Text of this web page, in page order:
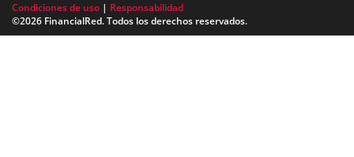
Condiciones de uso | Responsabilidad
©2026 FinancialRed. Todos los derechos reservados.